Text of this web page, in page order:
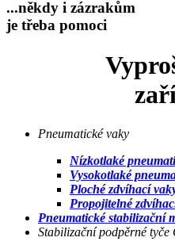
...někdy i zázrakům
je třeba pomoci
Pneumatické vaky
Nízkotlaké
Vysokotlaké
Ploché zdvíhací
Propojitelné
Pneumatické stabilizační
Stabilizační podpěrné tyče